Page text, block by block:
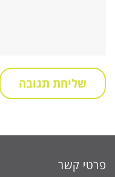
פרטי קשר